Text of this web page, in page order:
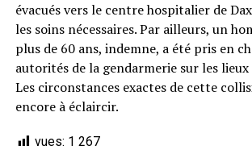
évacués vers le centre hospitalier de
les soins nécessaires. Par ailleurs, un
plus de 60 ans, indemne, a été pris en
autorités de la gendarmerie sur les lieux
Les circonstances exactes de cette
encore à éclaircir.
vues: 1 267